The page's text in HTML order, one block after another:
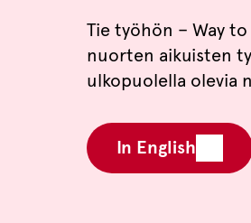
Tie työhön – Way
nuorten aikuisten
ulkopuolella olevia
In English